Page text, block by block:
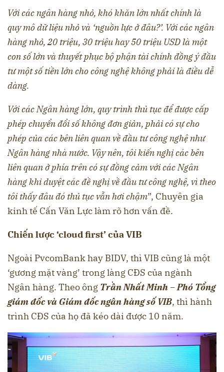
Với các ngân hàng nhỏ, khó khăn lớn nhất chính là
quy mô dữ liệu nhỏ và ‘nguồn lực ở đâu?’. Với các ngân
hàng nhỏ, 20 triệu, 30 triệu hay 50 triệu USD là một
con số lớn và thuyết phục bộ phận tài chính đồng ý đầu
tư một số tiền lớn cho công nghệ không phải là điều dễ
dàng.
Với các Ngân hàng lớn, quy trình thủ tục để được cấp
phép chuyển đổi số không đơn giản, phải có sự cho
phép của các bên liên quan về đầu tư công nghệ như
Ngân hàng nhà nước. Vậy nên, tôi kiến nghị các bên
liên quan ở phía trên có sự đồng cảm với các Ngân
hàng khi duyệt các đề nghị về đầu tư công nghệ, vì theo
tôi thấy đâu đó thủ tục vẫn hơi chậm”, Chuyên gia
kinh tế Cấn Văn Lực làm rõ hơn vấn đề.
Chiến lược ‘cloud first’ của VIB
Ngoài PvcomBank hay BIDV, thì VIB cũng là một
‘gương mặt vàng’ trong làng CĐS của ngành
Ngân hàng. Theo ông Trần Nhất Minh – Phó Tổng
giám đốc và Giám đốc ngân hàng số VIB, thì hành
trình CĐS của họ đã kéo dài được 10 năm.